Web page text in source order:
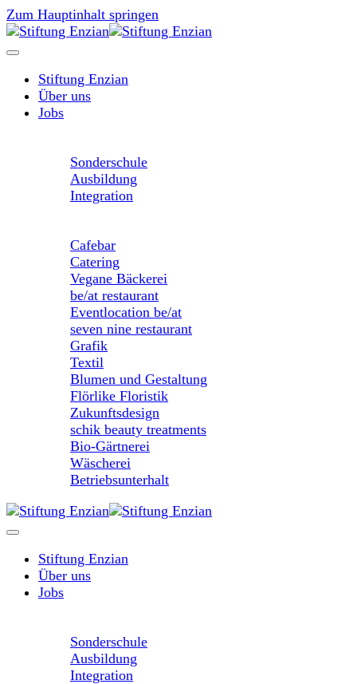
Zum Hauptinhalt springen
Stiftung Enzian
Über uns
Jobs
Sonderschule
Ausbildung
Integration
Cafebar
Catering
Vegane Bäckerei
be/at restaurant
Eventlocation be/at
seven nine restaurant
Grafik
Textil
Blumen und Gestaltung
Flörlike Floristik
Zukunftsdesign
schik beauty treatments
Bio-Gärtnerei
Wäscherei
Betriebsunterhalt
Stiftung Enzian
Über uns
Jobs
Sonderschule
Ausbildung
Integration